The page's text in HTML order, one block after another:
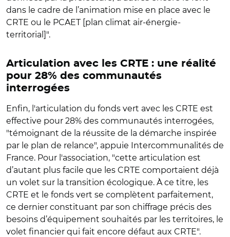
dans le cadre de l’animation mise en place avec le
CRTE ou le PCAET [plan climat air-énergie-
territorial]".
Articulation avec les CRTE : une réalité
pour 28% des communautés
interrogées
Enfin, l'articulation du fonds vert avec les CRTE est
effective pour 28% des communautés interrogées,
"témoignant de la réussite de la démarche inspirée
par le plan de relance", appuie Intercommunalités de
France. Pour l'association, "cette articulation est
d’autant plus facile que les CRTE comportaient déjà
un volet sur la transition écologique. À ce titre, les
CRTE et le fonds vert se complètent parfaitement,
ce dernier constituant par son chiffrage précis des
besoins d’équipement souhaités par les territoires, le
volet financier qui fait encore défaut aux CRTE".